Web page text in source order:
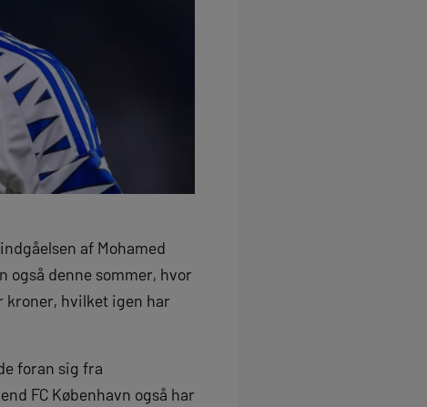
af Mohamed
også denne sommer, hvor
kroner, hvilket igen har
foran sig fra
FC København også har